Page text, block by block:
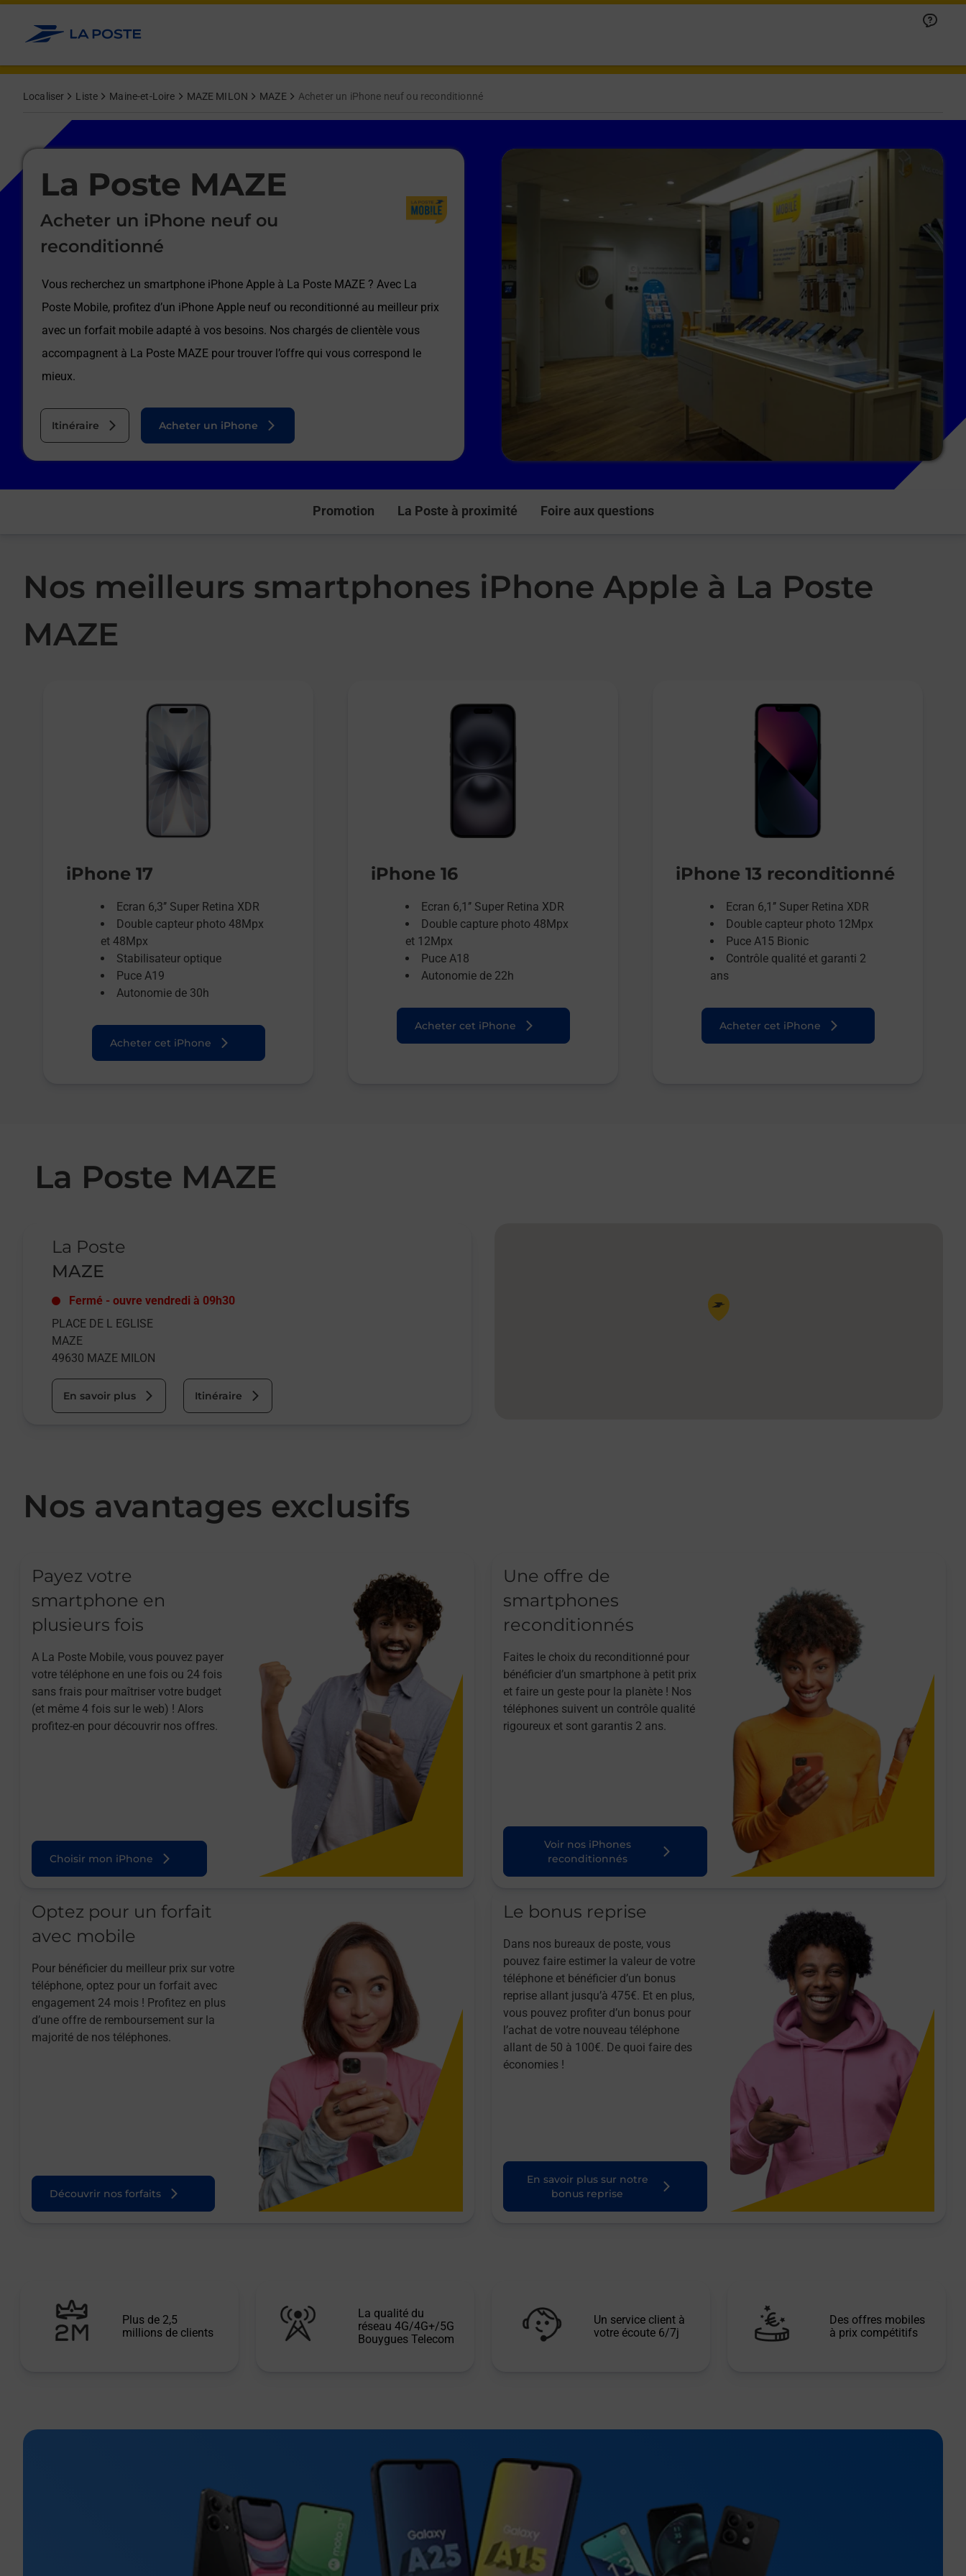
Allez au contenu
Localiser Liste Maine-et-Loire MAZE MILON MAZE Acheter un iPhone neuf ou reconditionné
La Poste MAZE
Acheter un iPhone neuf ou
reconditionné
Vous recherchez un smartphone iPhone Apple à La Poste MAZE ? Avec La
Poste Mobile, profitez d’un iPhone Apple neuf ou reconditionné au meilleur prix
avec un forfait mobile adapté à vos besoins. Nos chargés de clientèle vous
accompagnent à La Poste MAZE pour trouver l’offre qui vous correspond le
mieux.
Itinéraire
Le lien s'ouvre dans un nouvel onglet
Acheter un iPhone
Promotion La Poste à proximité Foire aux questions
Nos meilleurs smartphones iPhone Apple à La Poste
MAZE
iPhone 17
Ecran 6,3’’ Super Retina XDR
Double capteur photo 48Mpx
et 48Mpx
Stabilisateur optique
Puce A19
Autonomie de 30h
Acheter cet iPhone
iPhone 16
Ecran 6,1’’ Super Retina XDR
Double capture photo 48Mpx
et 12Mpx
Puce A18
Autonomie de 22h
Acheter cet iPhone
iPhone 13 reconditionné
Ecran 6,1’’ Super Retina XDR
Double capteur photo 12Mpx
Puce A15 Bionic
Contrôle qualité et garanti 2
ans
Acheter cet iPhone
La Poste MAZE
La Poste
MAZE
Fermé - ouvre vendredi à 09h30
PLACE DE L EGLISE
MAZE
49630 MAZE MILON
En savoir plus Itinéraire
Pin de la carte
Nos avantages exclusifs
Payez votre
smartphone en
plusieurs fois
A La Poste Mobile, vous pouvez payer
votre téléphone en une fois ou 24 fois
sans frais pour maîtriser votre budget
(et même 4 fois sur le web) ! Alors
profitez-en pour découvrir nos offres.
Choisir mon iPhone
Une offre de
smartphones
reconditionnés
Faites le choix du reconditionné pour
bénéficier d’un smartphone à petit prix
et faire un geste pour la planète ! Nos
téléphones suivent un contrôle qualité
rigoureux et sont garantis 2 ans.
Voir nos iPhones
reconditionnés
Optez pour un forfait
avec mobile
Pour bénéficier du meilleur prix sur votre
téléphone, optez pour un forfait avec
engagement 24 mois ! Profitez en plus
d’une offre de remboursement sur la
majorité de nos téléphones.
Découvrir nos forfaits
Le bonus reprise
Dans nos bureaux de poste, vous
pouvez faire estimer la valeur de votre
téléphone et bénéficier d’un bonus
reprise allant jusqu’à 475€. Et en plus,
vous pouvez profiter d’un bonus pour
l’achat de votre nouveau téléphone
allant de 50 à 100€. De quoi faire des
économies !
En savoir plus sur notre
bonus reprise
Plus de 2,5
millions de clients
La qualité du
réseau 4G/4G+/5G
Bouygues Telecom
Un service client à
votre écoute 6/7j
Des offres mobiles
à prix compétitifs
Le lien s'ouvre dans un nouvel onglet
Afficher ou masquer la réponse
Afficher ou masquer la réponse
Afficher ou masquer la réponse
Afficher ou masquer la réponse
Afficher ou masquer la réponse
Afficher ou masquer la réponse